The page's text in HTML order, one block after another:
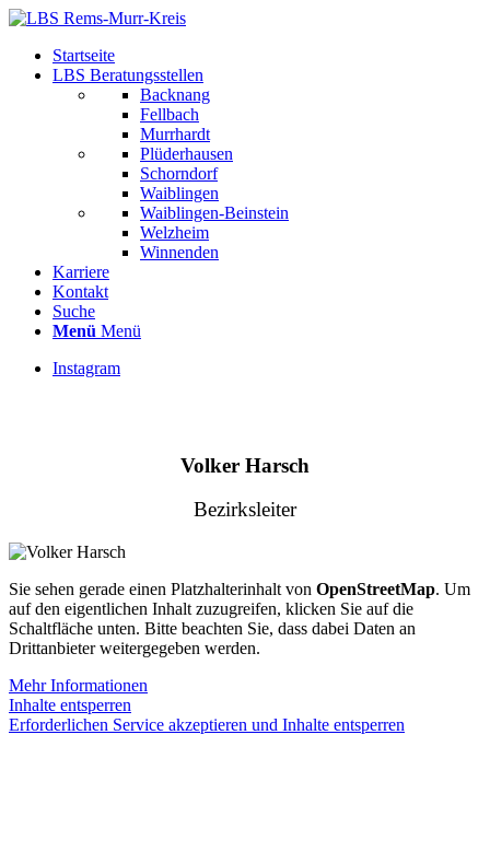
Startseite
LBS Beratungsstellen
Backnang
Fellbach
Murrhardt
Plüderhausen
Schorndorf
Waiblingen
Waiblingen-Beinstein
Welzheim
Winnenden
Karriere
Kontakt
Suche
Menü Menü
Instagram
Volker Harsch
Bezirksleiter
Sie sehen gerade einen Platzhalterinhalt von OpenStreetMap. Um
auf den eigentlichen Inhalt zuzugreifen, klicken Sie auf die
Schaltfläche unten. Bitte beachten Sie, dass dabei Daten an
Drittanbieter weitergegeben werden.
Mehr Informationen
Inhalte entsperren
Erforderlichen Service akzeptieren und Inhalte entsperren